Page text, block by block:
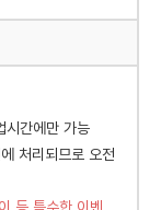
시간에만 가능
처리되므로 오전
등 특수한 이벤